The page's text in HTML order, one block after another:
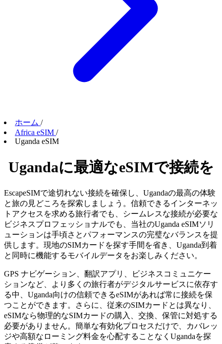
ホーム /
Africa eSIM /
Uganda eSIM
Ugandaに最適なeSIMで接続を
EscapeSIMで途切れない接続を確保し、Ugandaの最高の体験
と旅の見どころを探索しましょう。信頼できるインターネッ
トアクセスを求める旅行者でも、シームレスな接続が必要な
ビジネスプロフェッショナルでも、当社のUganda eSIMソリ
ューションは手頃さとパフォーマンスの完璧なバランスを提
供します。現地のSIMカードを探す手間を省き、Uganda到着
と同時に機能するモバイルデータをお楽しみください。
GPS ナビゲーション、翻訳アプリ、ビジネスコミュニケー
ションなど、より多くの旅行者がデジタルサービスに依存す
る中、Uganda向けの信頼できるeSIMがあれば常に接続を保
つことができます。さらに、従来のSIMカードとは異なり、
eSIMなら物理的なSIMカードの購入、交換、保管に対処する
必要がありません。簡単な有効化プロセスだけで、カバレッ
ジや高額なローミング料金を心配することなくUgandaを探